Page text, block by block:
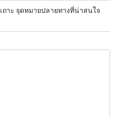
ถาะ จุดหมายปลายทางที่น่าสนใจ